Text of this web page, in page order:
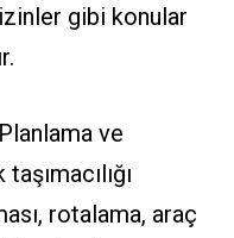
gibi konular
Planlama ve
rotalama, araç